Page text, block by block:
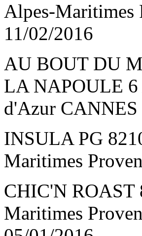
Alpes-Maritimes
11/02/2016
AU BOUT DU
LA NAPOULE 6
d'Azur
INSULA PG
Maritimes
CHIC'N ROAST
Maritimes